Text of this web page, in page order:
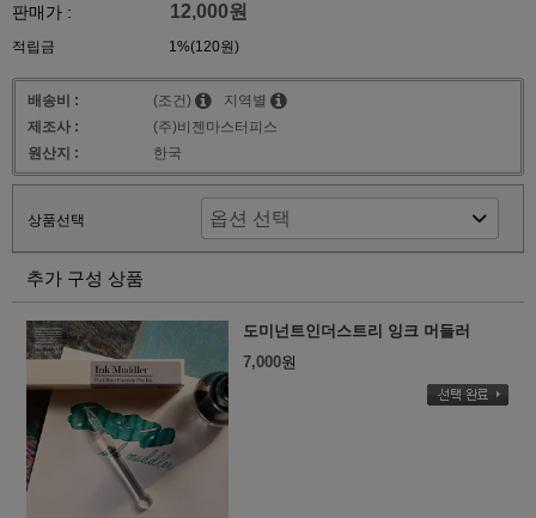
판매가 :
12,000원
적립금 1%(120원)
배송비 : (조건)
지역별
제조사 :
(주)비젠마스터피스
원산지 :
한국
상품선택
추가 구성 상품
도미넌트인더스트리 잉크 머들러
7,000원